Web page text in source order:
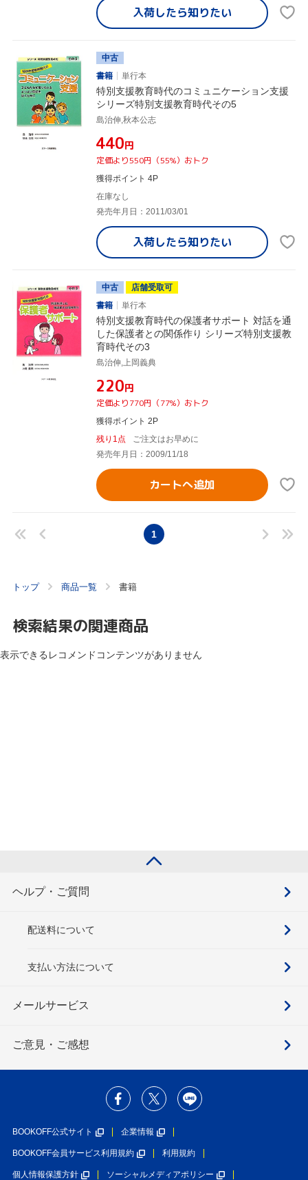
入荷したら知りたい
中古
書籍
単行本
特別支援教育時代のコミュニケーション支援
シリーズ特別支援教育時代その5
島治伸,秋本公志
¥440円
定価より550円（55%）おトク
獲得ポイント 4P
在庫なし
発売年月日：2011/03/01
入荷したら知りたい
中古
店舗受取可
書籍
単行本
特別支援教育時代の保護者サポート 対話を通
した保護者との関係作り シリーズ特別支援教
育時代その3
島治伸,上岡義典
¥220円
定価より770円（77%）おトク
獲得ポイント 2P
残り1点
ご注文はお早めに
発売年月日：2009/11/18
カートへ追加
1
トップ 商品一覧 書籍
検索結果の関連商品
表示できるレコメンドコンテンツがありません
ヘルプ・ご質問
配送料について
支払い方法について
メールサービス
ご意見・ご感想
BOOKOFF公式サイト 企業情報
BOOKOFF会員サービス利用規約 利用規約
個人情報保護方針 ソーシャルメディアポリシー